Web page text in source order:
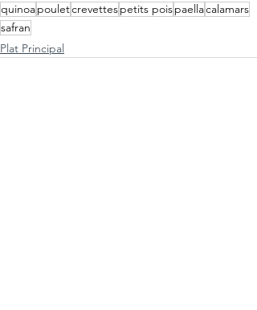
quinoapouletcrevettespetits poispaellacalamars
safran
Plat Principal